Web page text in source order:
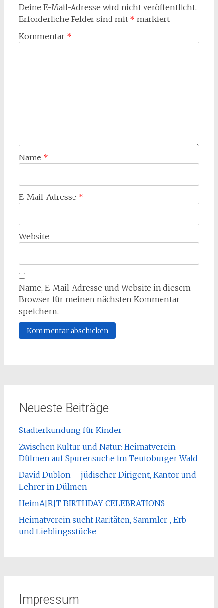
Deine E-Mail-Adresse wird nicht veröffentlicht.
Erforderliche Felder sind mit * markiert
Kommentar *
Name *
E-Mail-Adresse *
Website
Name, E-Mail-Adresse und Website in diesem
Browser für meinen nächsten Kommentar
speichern.
Neueste Beiträge
Stadterkundung für Kinder
Zwischen Kultur und Natur: Heimatverein
Dülmen auf Spurensuche im Teutoburger Wald
David Dublon – jüdischer Dirigent, Kantor und
Lehrer in Dülmen
HeimA[R]T BIRTHDAY CELEBRATIONS
Heimatverein sucht Raritäten, Sammler-, Erb-
und Lieblingsstücke
Impressum